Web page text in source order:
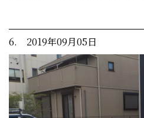
6. 2019年09月05日